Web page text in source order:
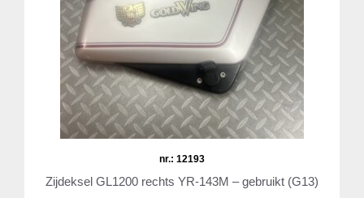
nr.: 12193
Zijdeksel GL1200 rechts YR-143M – gebruikt (G13)